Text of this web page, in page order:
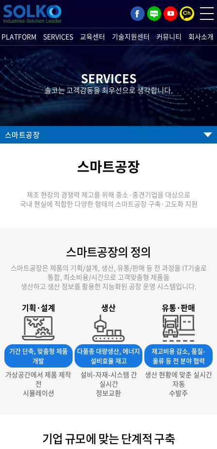
PLATFORM SERVICES 교육센터 기술지원센터 커뮤니티 회사소개
SERVICES
솔코는 고객감동을 최우선으로 생각합니다.
스마트공장
스마트공장
제조 현장의 경쟁력 제고를 위해 중소·중견기업을 대상으로
국내 현실에 적합한 다양한 형태의 스마트공장 구축·고도화 지원
스마트공장의 정의
스마트공장은 제품의 기획/설계, 생산, 유통/판매 등 전 과정을 IT기술로
통합, 최소비용/시간으로 고객맞춤형 제품을
생산하고 생산 정보를 활용한 지능화된 공장 운영 시스템입니다.
기획·설계
기간 단축, 맞춤형 제품
개발
가상공간에서 제품 제작
전
시뮬레이션
생산
다품종 대량생산, 에너지
설비효율 재고
설비-자재-시스템 간
실시간
정보교환
유통·판매
재고비용 감소, 품질-
물류 등 전 분야 협력
생산 현황에 맞춘 실시간
자동
수발주
기업 규모에 맞는 단계적 구축